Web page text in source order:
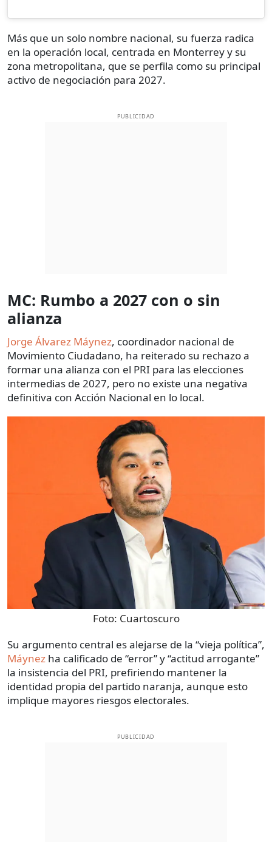
Más que un solo nombre nacional, su fuerza radica
en la operación local, centrada en Monterrey y su
zona metropolitana, que se perfila como su principal
activo de negociación para 2027.
PUBLICIDAD
MC: Rumbo a 2027 con o sin
alianza
Jorge Álvarez Máynez, coordinador nacional de
Movimiento Ciudadano, ha reiterado su rechazo a
formar una alianza con el PRI para las elecciones
intermedias de 2027, pero no existe una negativa
definitiva con Acción Nacional en lo local.
Foto: Cuartoscuro
Su argumento central es alejarse de la “vieja política”,
Máynez ha calificado de “error” y “actitud arrogante”
la insistencia del PRI, prefiriendo mantener la
identidad propia del partido naranja, aunque esto
implique mayores riesgos electorales.
PUBLICIDAD